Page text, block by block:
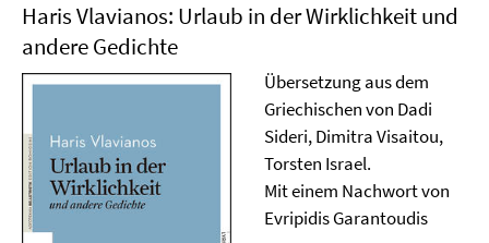
Haris Vlavianos: Urlaub in der Wirklichkeit und
andere Gedichte
Übersetzung aus dem
Griechischen von Dadi
Sideri, Dimitra Visaitou,
Torsten Israel.
Mit einem Nachwort von
Evripidis Garantoudis